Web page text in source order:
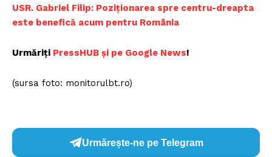
USR. Gabriel Filip: Poziționarea spre centru-dreapta
este benefică acum pentru România
Urmăriți PressHUB și pe Google News!
(sursa foto: monitorulbt.ro)
Urmărește-ne pe Telegram